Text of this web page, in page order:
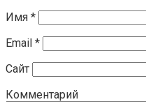
Имя *
Email *
Сайт
Комментарий